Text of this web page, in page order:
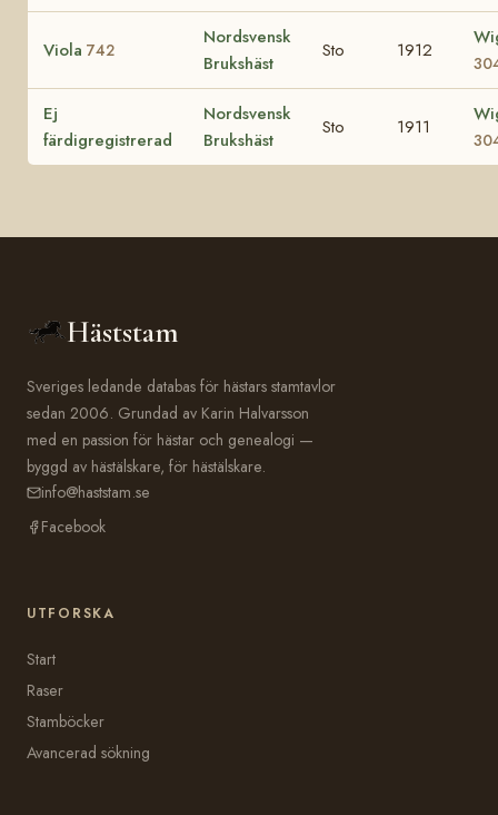
Viola 742
Nordsvensk
Brukshäst
Sto 1912
Ej
färdigregistrerad
Nordsvensk
Brukshäst
Sto 1911
Häststam
Sveriges ledande databas för hästars stamtavlor
sedan 2006. Grundad av Karin Halvarsson
med en passion för hästar och genealogi —
byggd av hästälskare, för hästälskare.
info@haststam.se
Facebook
UTFORSKA
Start
Raser
Stamböcker
Avancerad sökning